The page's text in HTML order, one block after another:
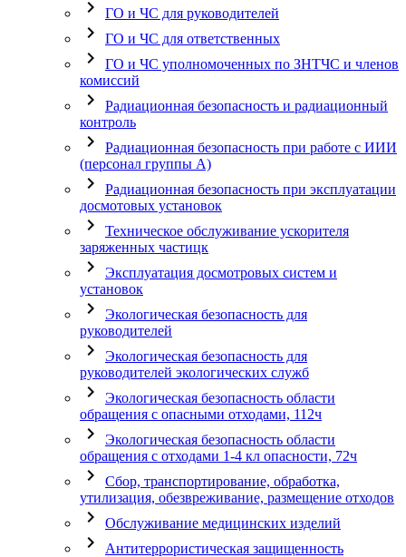
chevron_right ГО и ЧС для руководителей
chevron_right ГО и ЧС для ответственных
chevron_right
ГО и ЧС уполномоченных по ЗНТЧС и членов
комиссий
chevron_right
Радиационная безопасность и радиационный
контроль
chevron_right
Радиационная безопасность при работе с ИИИ
(персонал группы А)
chevron_right
Радиационная безопасность при эксплуатации
досмотовых установок
chevron_right
Техническое обслуживание ускорителя
заряженных частицк
chevron_right
Эксплуатация досмотровых систем и
установок
chevron_right
Экологическая безопасность для
руководителей
chevron_right
Экологическая безопасность для
руководителей экологических служб
chevron_right
Экологическая безопасность области
обращения с опасными отходами, 112ч
chevron_right
Экологическая безопасность области
обращения с отходами 1-4 кл опасности, 72ч
chevron_right
Сбор, транспортирование, обработка,
утилизация, обезвреживание, размещение отходов
chevron_right Обслуживание медицинских изделий
chevron_right
Антитеррористическая защищенность